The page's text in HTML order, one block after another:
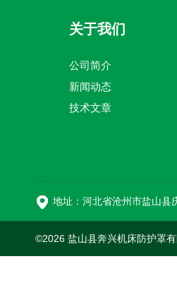
关于我们
公司简介
新闻动态
技术文章
地址：河北省沧州市盐山县
©2026 盐山县奔兴机床防护罩